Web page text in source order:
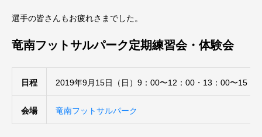
選手の皆さんもお疲れさまでした。
竜南フットサルパーク定期練習会・体験会
日程 2019年9月15日（日）9：00〜12：00・13：00〜15：
会場 竜南フットサルパーク